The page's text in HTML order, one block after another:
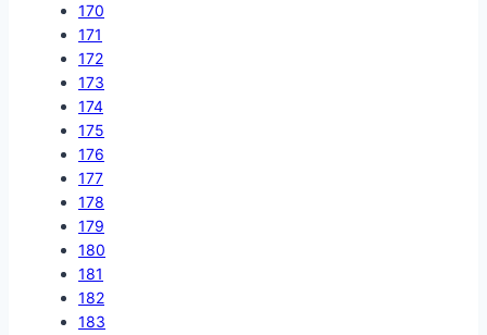
170
171
172
173
174
175
176
177
178
179
180
181
182
183